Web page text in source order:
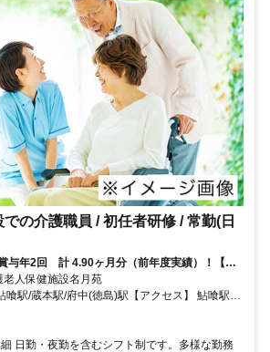
の介護職員 / 初任者研修 / 常勤(日
与年2回 計 4.90ヶ月分（前年度実績）！【年
人保健施設名月苑
喰駅/蔵本駅/府中(徳島)駅【アクセス】 鮎喰駅か
日勤・夜勤を含むシフト制です。多様な勤務